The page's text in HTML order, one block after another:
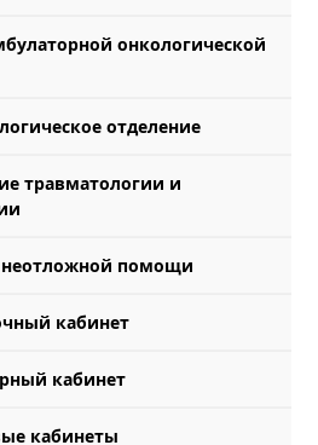
онкологической
отделение
травматологии и
неотложной помощи
кабинет
кабинет
кабинеты